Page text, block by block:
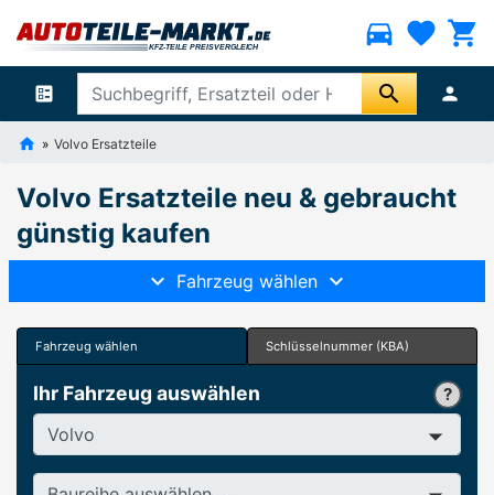
directions_car favorite shopping_cart
ballot search person
Volvo Ersatzteile
Volvo Ersatzteile neu & gebraucht
günstig kaufen
Fahrzeug wählen
Fahrzeug wählen Schlüsselnummer (KBA)
Ihr Fahrzeug auswählen
Hersteller
Baureihe